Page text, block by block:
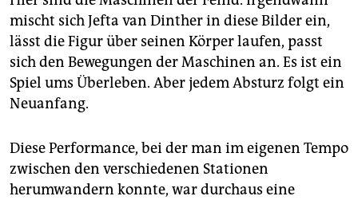
mischt sich Jefta van Dinther in diese Bilder ein,
lässt die Figur über seinen Körper laufen, passt
sich den Bewegungen der Maschinen an. Es ist ein
Spiel ums Überleben. Aber jedem Absturz folgt ein
Neuanfang.
Diese Performance, bei der man im eigenen Tempo
zwischen den verschiedenen Stationen
herumwandern konnte, war durchaus eine